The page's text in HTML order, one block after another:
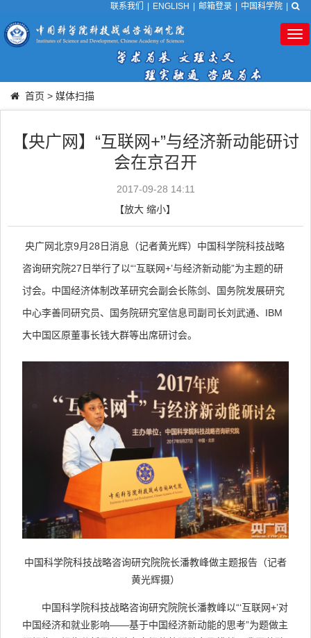
联系我们 ENGLISH 邮箱登录 中国科学院
首页 > 媒体扫描
【央广网】“互联网+”与经济新动能研讨
会在京召开
2017-09-28 14:11
【放大 缩小】
央广网北京9月28日消息（记者黄光辉）中国科学院科技战略
咨询研究院27日举行了以“‘互联网+’与经济新动能”为主题的研
讨会。中国经济体制改革研究会副会长陈剑、国务院发展研究
中心李善同研究员、国务院研究室信息司副司长刘武通、IBM
大中国区原董事长钱大群等出席研讨会。
中国科学院科技战略咨询研究院院长潘教峰做主题报告（记者
黄光辉摄）
中国科学院科技战略咨询研究院院长潘教峰以“‘互联网+’对
中国经济和就业影响——基于中国经济新动能的思考”为题做主